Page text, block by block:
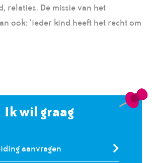
relaties. De missie van het
ook: ‘ieder kind heeft het recht om
Ik wil graag
aanvragen